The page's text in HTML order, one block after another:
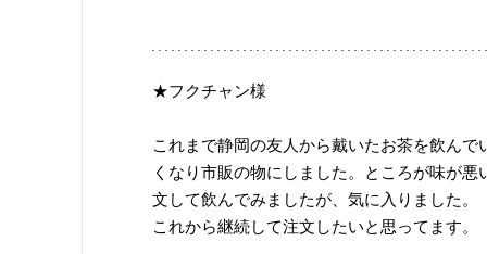
★フクチャン様
これまで静岡の友人から戴いたお茶を飲んで
くなり市販の物にしました。ところが味が悪
文して飲んでみましたが、気に入りました。
これから継続して注文したいと思ってます。